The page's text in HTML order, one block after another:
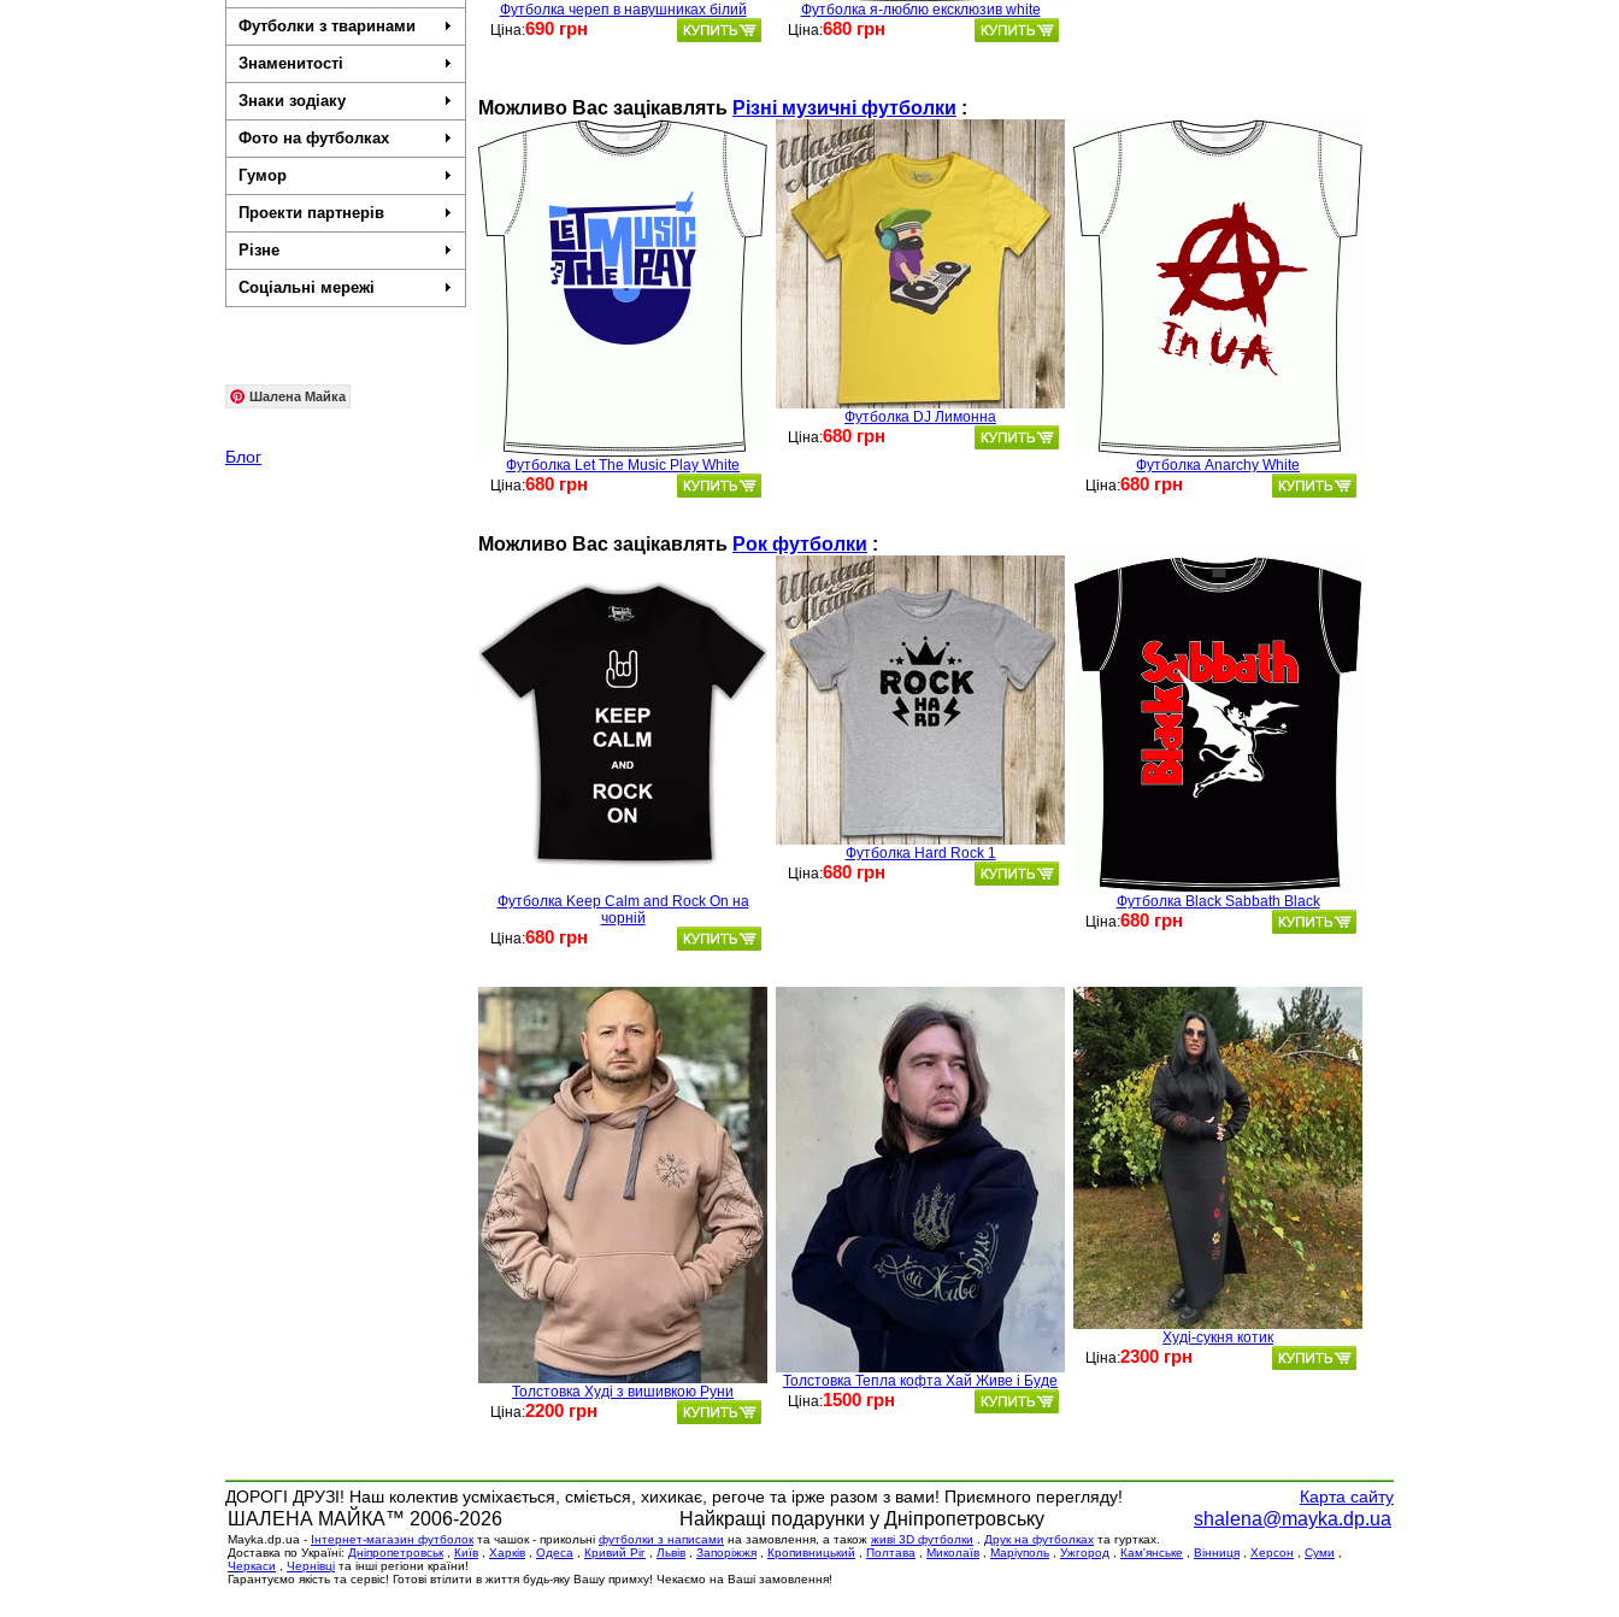
Футболки з тваринами
Знаменитості
Знаки зодіаку
Фото на футболках
Гумор
Проекти партнерів
Різне
Соціальні мережі
Шалена Майка
Блог
Футболка череп в навушниках білий
Ціна:690 грн
Футболка я-люблю ексклюзив white
Ціна:680 грн
Можливо Вас зацікавлять Різні музичні футболки :
Футболка Let The Music Play White
Ціна:680 грн
Футболка DJ Лимонна
Ціна:680 грн
Футболка Anarchy White
Ціна:680 грн
Можливо Вас зацікавлять Рок футболки :
Футболка Keep Calm and Rock On на
чорній
Ціна:680 грн
Футболка Hard Rock 1
Ціна:680 грн
Футболка Black Sabbath Black
Ціна:680 грн
Толстовка Худі з вишивкою Руни
Ціна:2200 грн
Толстовка Тепла кофта Хай Живе і Буде
Ціна:1500 грн
Худі-сукня котик
Ціна:2300 грн
Карта сайту
ДОРОГІ ДРУЗІ! Наш колектив усміхається, сміється, хихикає, регоче та ірже разом з вами! Приємного перегляду!
ШАЛЕНА МАЙКА™ 2006-2026 Найкращі подарунки у Дніпропетровську shalena@mayka.dp.ua
Mayka.dp.ua - Інтернет-магазин футболок та чашок - прикольні футболки з написами на замовлення, а також живі 3D футболки Друк на футболках та гуртках.
Доставка по Україні: Дніпропетровськ Київ Харків Одеса Кривий Ріг Львів Запоріжжя Кропивницький Полтава Миколаїв Маріуполь Ужгород Кам'янське Вінниця Херсон Суми
Черкаси
Чернівці та інші регіони країни!
Гарантуємо якість та сервіс! Готові втілити в життя будь-яку Вашу примху! Чекаємо на Ваші замовлення!